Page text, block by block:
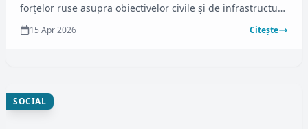
forțelor ruse asupra obiectivelor civile și de infrastructură
din Ucraina, situate aproape de frontiera fluvială cu
România. Mesajele au fost transmise în jurul orelor 2:30
15 Apr 2026 Citește
SOCIAL